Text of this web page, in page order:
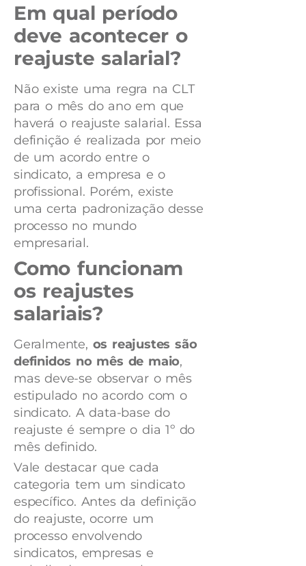
Em qual período
deve acontecer o
reajuste salarial?
Não existe uma regra na CLT
para o mês do ano em que
haverá o reajuste salarial. Essa
definição é realizada por meio
de um acordo entre o
sindicato, a empresa e o
profissional. Porém, existe
uma certa padronização desse
processo no mundo
empresarial.
Como funcionam
os reajustes
salariais?
Geralmente, os reajustes são
definidos no mês de maio,
mas deve-se observar o mês
estipulado no acordo com o
sindicato. A data-base do
reajuste é sempre o dia 1º do
mês definido.
Vale destacar que cada
categoria tem um sindicato
específico. Antes da definição
do reajuste, ocorre um
processo envolvendo
sindicatos, empresas e